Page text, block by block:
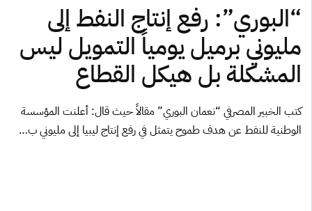
“البوري”: رفع إنتاج النفط إلى
مليوني برميل يومياً التمويل ليس
المشكلة بل هيكل القطاع
كتب الخبير المصرفي “نعمان البوري” مقالاً حيث قال: أعلنت المؤسسة
الوطنية للنفط عن هدف طموح يتمثل في رفع إنتاج ليبيا إلى مليوني ب…